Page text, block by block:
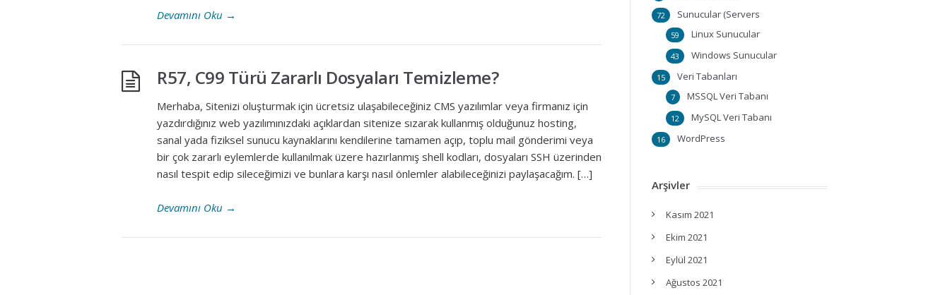
Devamını Oku →
R57, C99 Türü Zararlı Dosyaları Temizleme?
Merhaba, Sitenizi oluşturmak için ücretsiz ulaşabileceğiniz CMS yazılımlar veya firmanız için
yazdırdığınız web yazılımınızdaki açıklardan sitenize sızarak kullanmış olduğunuz hosting,
sanal yada fiziksel sunucu kaynaklarını kendilerine tamamen açıp, toplu mail gönderimi veya
bir çok zararlı eylemlerde kullanılmak üzere hazırlanmış shell kodları, dosyaları SSH üzerinden
nasıl tespit edip sileceğimizi ve bunlara karşı nasıl önlemler alabileceğinizi paylaşacağım. […]
Devamını Oku →
Sunucular (Servers
72
Linux Sunucular
59
Windows Sunucular
43
Veri Tabanları
15
MSSQL Veri Tabanı
7
MySQL Veri Tabanı
12
WordPress
16
Arşivler
Kasım 2021
Ekim 2021
Eylül 2021
Ağustos 2021